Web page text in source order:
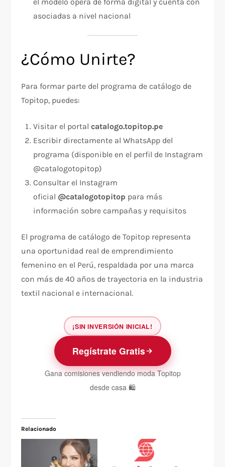
asociadas a nivel nacional
¿Cómo Unirte?
Para formar parte del programa de catálogo de
Topitop, puedes:
Visitar el portalcatalogo.topitop.pe
Escribir directamente al WhatsApp del
programa (disponible en el perfil de Instagram
@catalogotopitop)
Consultar el Instagram
oficial @catalogotopitop para más
información sobre campañas y requisitos
El programa de catálogo de Topitop representa
una oportunidad real de emprendimiento
femenino en el Perú, respaldada por una marca
con más de 40 años de trayectoria en la industria
textil nacional e internacional.
¡SIN INVERSIÓN INICIAL!
Regístrate Gratis
Gana comisiones vendiendo moda Topitop
desde casa 🛍️
Relacionado